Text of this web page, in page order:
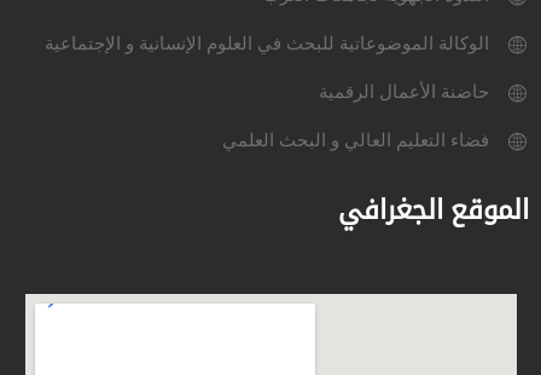
الوكالة الموضوعاتية للبحث في العلوم الإنسانية و الإجتماعية
حاضنة الأعمال الرقمية
فضاء التعليم العالي و البحث العلمي
الموقع الجغرافي